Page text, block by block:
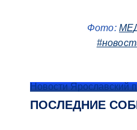
Фото:
Новости Ярославский
ПОСЛЕДНИЕ